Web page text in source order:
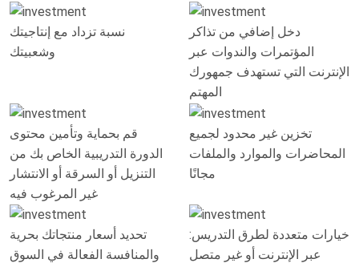
نسبة تزداد مع إنتاجيتك
وشعبيتك
دخل إضافي من تذاكر
المؤتمرات والندوات عبر
الإنترنت التي تستهدف جمهورك
المهتم
قم بحماية وتأمين محتوى
الدورة التدريبية الخاص بك من
التنزيل أو السرقة أو الانتشار
غير المرغوب فيه
تخزين غير محدود لجميع
المحاضرات والموارد والملفات
مجانًا
تحديد أسعار منتجاتك بحرية
والمنافسة الفعالة في السوق
خيارات متعددة لطرق التدريس:
عبر الإنترنت أو غير متصل